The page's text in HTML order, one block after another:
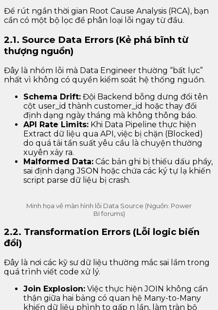
Để rút ngắn thời gian Root Cause Analysis (RCA), bạn
cần có một bộ lọc để phân loại lỗi ngay từ đầu.
2.1. Source Data Errors (Kẻ phá bĩnh từ
thượng nguồn)
Đây là nhóm lỗi mà Data Engineer thường “bất lực”
nhất vì không có quyền kiểm soát hệ thống nguồn.
Schema Drift: Đội Backend bỗng dưng đổi tên
cột user_id thành customer_id hoặc thay đổi
định dạng ngày tháng mà không thông báo.
API Rate Limits: Khi Data Pipeline thực hiện
Extract dữ liệu qua API, việc bị chặn (Blocked)
do quá tải tần suất yêu cầu là chuyện thường
xuyên xảy ra.
Malformed Data: Các bản ghi bị thiếu dấu phẩy,
sai định dạng JSON hoặc chứa các ký tự lạ khiến
script parse dữ liệu bị crash.
Minh họa về màn hình lỗi Data Source (Nguồn: Power
BI forums)
2.2. Transformation Errors (Lỗi logic biến
đổi)
Đây là nơi các kỹ sư dữ liệu thường mắc sai lầm trong
quá trình viết code xử lý.
Join Explosion: Việc thực hiện JOIN không cẩn
thận giữa hai bảng có quan hệ Many-to-Many
khiến dữ liệu phình to gấp n lần, làm tràn bộ